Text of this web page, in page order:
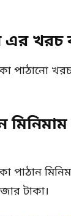
এর খরচ
পাঠানো
পাঠান
টাকা।